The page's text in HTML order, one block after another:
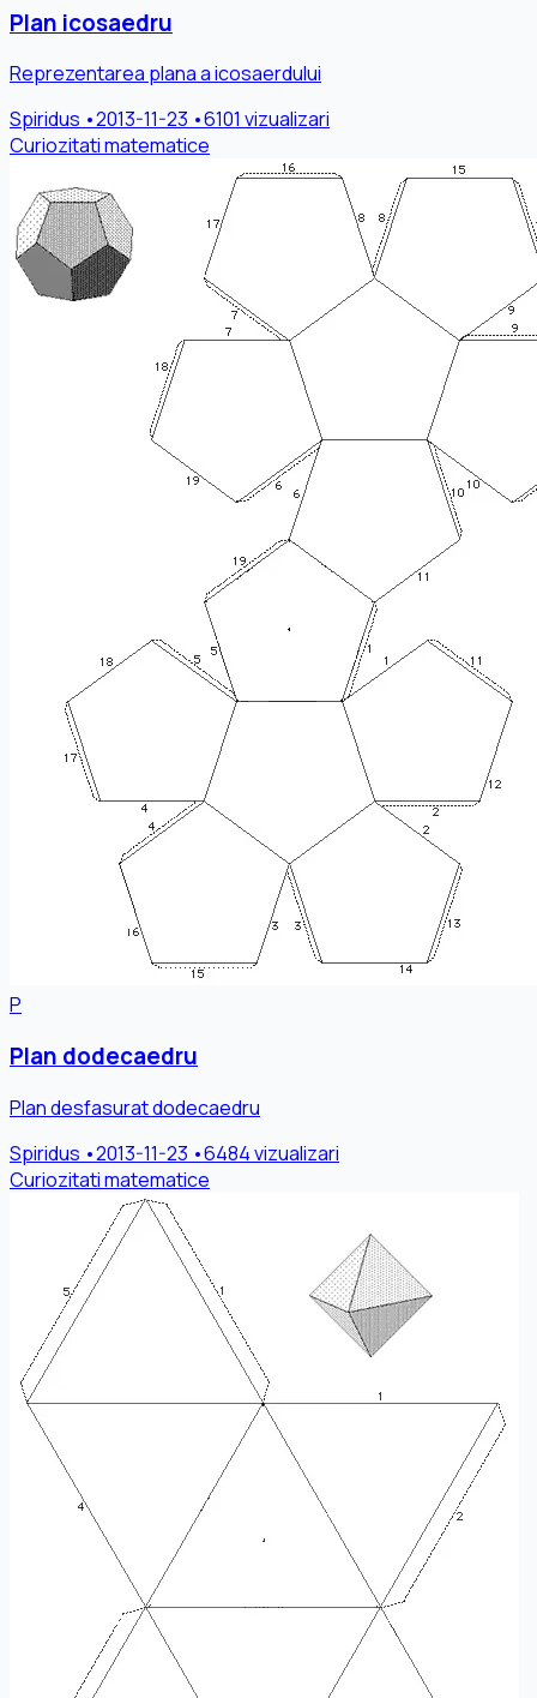
Plan icosaedru
Reprezentarea plana a icosaerdului
Spiridus •2013-11-23 •6101 vizualizari
Curiozitati matematice
P
Plan dodecaedru
Plan desfasurat dodecaedru
Spiridus •2013-11-23 •6484 vizualizari
Curiozitati matematice